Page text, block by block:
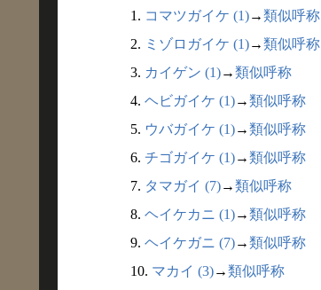
1. コマツガイケ (1)→類似呼称
2. ミゾロガイケ (1)→類似呼称
3. カイゲン (1)→類似呼称
4. ヘビガイケ (1)→類似呼称
5. ウバガイケ (1)→類似呼称
6. チゴガイケ (1)→類似呼称
7. タマガイ (7)→類似呼称
8. ヘイケカニ (1)→類似呼称
9. ヘイケガニ (7)→類似呼称
10. マカイ (3)→類似呼称